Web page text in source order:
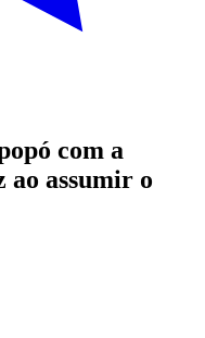
com a
ao assumir o